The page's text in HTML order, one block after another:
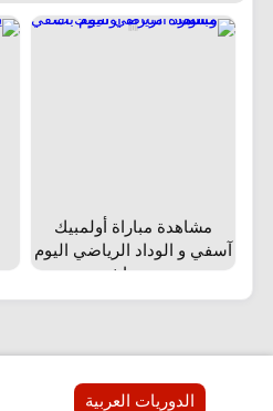
مشاهدة مباراة أولمبيك
آسفي و الوداد الرياضي اليوم
بث مباشر
الدوريات العربية